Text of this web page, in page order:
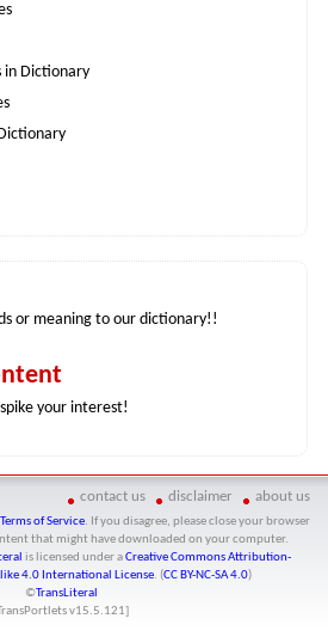
in Dictionary
or meaning to our dictionary!!
your interest!
contact us disclaimer about us
Terms of Service. If you disagree, please close your browser
that might have downloaded on your computer.
is licensed under aCreative Commons Attribution-
4.0 International License. (CC BY-NC-SA 4.0)
©TransLiteral
[TransPortlets v15.5.121